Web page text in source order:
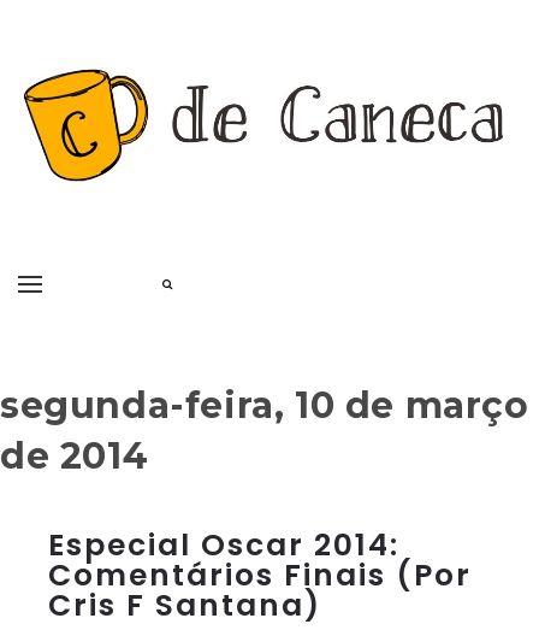
segunda-feira, 10 de março
de 2014
Especial Oscar 2014:
Comentários Finais (Por
Cris F Santana)